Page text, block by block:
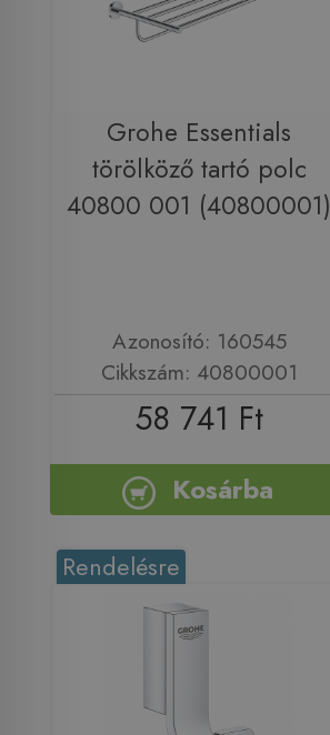
Grohe Essentials
törölköző tartó polc
40800 001 (40800001)
Azonosító: 160545
Cikkszám: 40800001
58 741 Ft
Kosárba
Rendelésre